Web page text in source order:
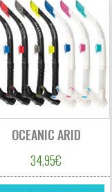
OCEANIC ARID
34,95€